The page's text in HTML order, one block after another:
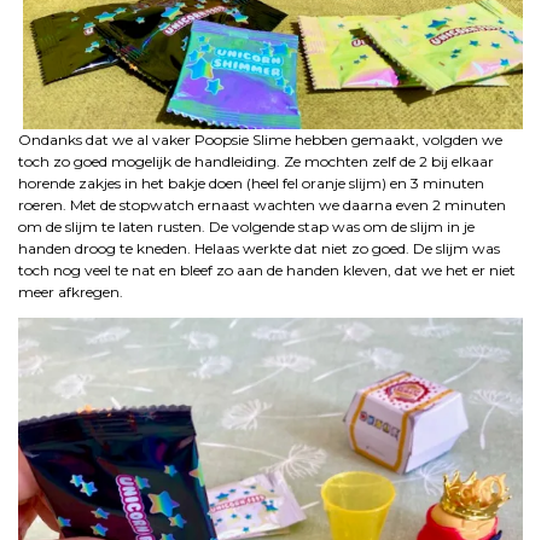
Ondanks dat we al vaker Poopsie Slime hebben gemaakt, volgden we
toch zo goed mogelijk de handleiding. Ze mochten zelf de 2 bij elkaar
horende zakjes in het bakje doen (heel fel oranje slijm) en 3 minuten
roeren. Met de stopwatch ernaast wachten we daarna even 2 minuten
om de slijm te laten rusten. De volgende stap was om de slijm in je
handen droog te kneden. Helaas werkte dat niet zo goed. De slijm was
toch nog veel te nat en bleef zo aan de handen kleven, dat we het er niet
meer afkregen.